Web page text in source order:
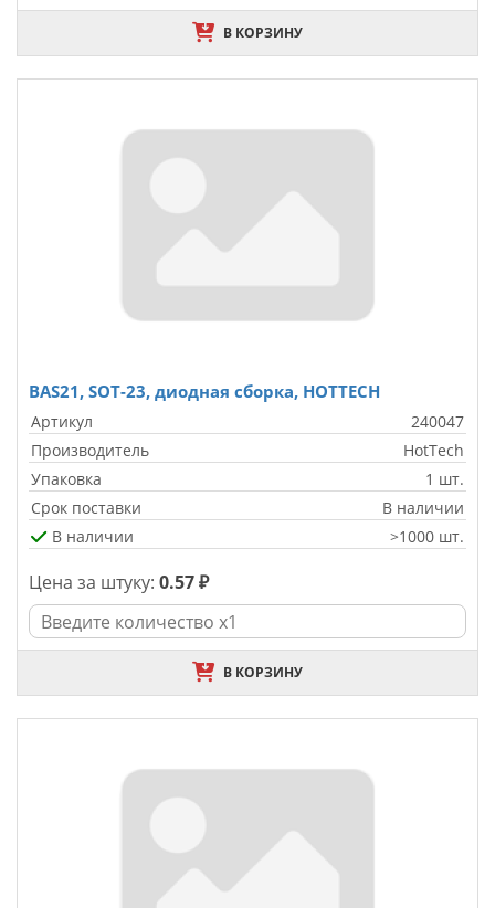
В КОРЗИНУ
BAS21, SOT-23, диодная сборка, HOTTECH
Артикул
240047
Производитель
HotTech
Упаковка
1 шт.
Срок поставки
В наличии
В наличии
>1000 шт.
Цена за штуку: 0.57 ₽
В КОРЗИНУ